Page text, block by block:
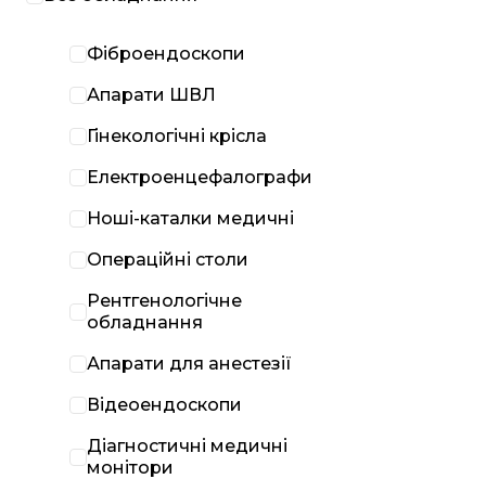
Фіброендоскопи
Апарати ШВЛ
Гінекологічні крісла
Електроенцефалографи
Ноші-каталки медичні
Операційні столи
Рентгенологічне
обладнання
Апарати для анестезії
Відеоендоскопи
Діагностичні медичні
монітори